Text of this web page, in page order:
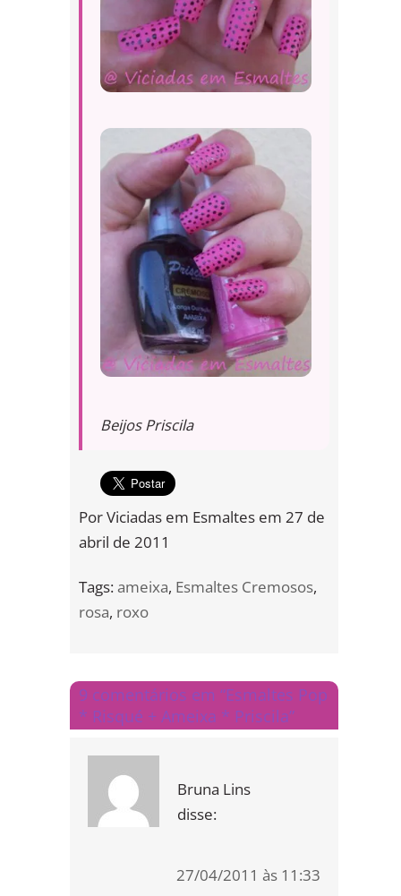
Beijos Priscila
PorViciadas em Esmaltes em 27 de
abril de 2011
Tags:ameixa, Esmaltes Cremosos,
rosa, roxo
9 comentários em “Esmaltes Pop
* Risqué + Ameixa * Priscila”
Bruna Lins
disse:
27/04/2011 às 11:33